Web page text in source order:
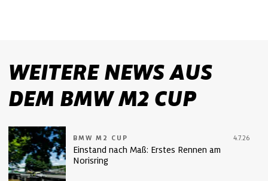
WEITERE NEWS AUS
DEM BMW M2 CUP
BMW M2 CUP 4.7.26
Einstand nach Maß: Erstes Rennen am
Norisring